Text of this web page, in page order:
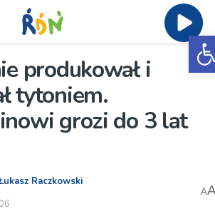
produkował i
tytoniem.
grozi do 3 lat
Raczkowski
A